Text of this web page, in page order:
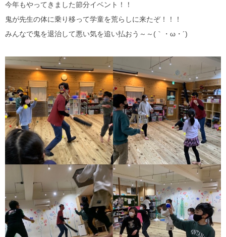
今年もやってきました節分イベント！！
鬼が先生の体に乗り移って学童を荒らしに来たぞ！！！
みんなで鬼を退治して悪い気を追い払おう～～(｀・ω・´)